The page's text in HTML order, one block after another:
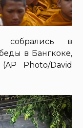
собрались в
в Бангкоке,
Photo/David